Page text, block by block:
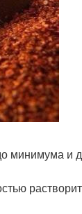
минимума и